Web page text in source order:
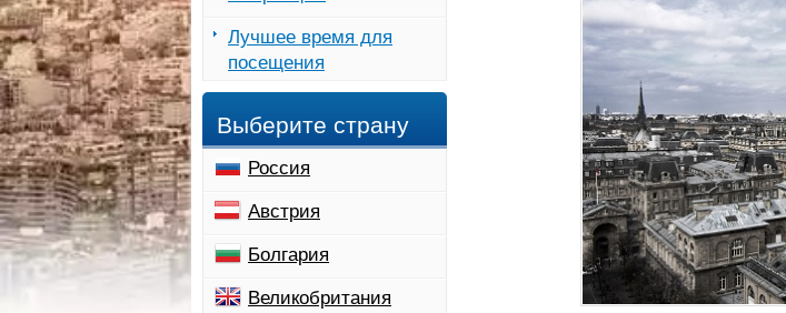
Лучшее время для
посещения
Выберите страну
Россия
Австрия
Болгария
Великобритания